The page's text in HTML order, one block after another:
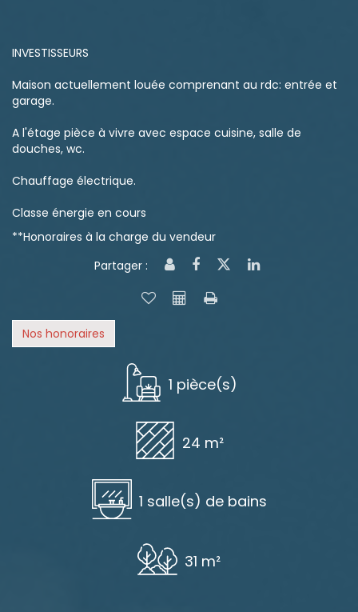
INVESTISSEURS
Maison actuellement louée comprenant au rdc: entrée et
garage.
A l'étage pièce à vivre avec espace cuisine, salle de
douches, wc.
Chauffage électrique.
Classe énergie en cours
**Honoraires à la charge du vendeur
Partager :
Nos honoraires
1 pièce(s)
24 m²
1 salle(s) de bains
31 m²